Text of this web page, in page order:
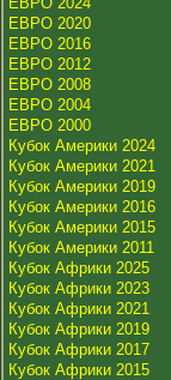
ЕВРО 2020
ЕВРО 2016
ЕВРО 2012
ЕВРО 2008
ЕВРО 2004
ЕВРО 2000
Кубок Америки 2024
Кубок Америки 2021
Кубок Америки 2019
Кубок Америки 2016
Кубок Америки 2015
Кубок Америки 2011
Кубок Африки 2025
Кубок Африки 2023
Кубок Африки 2021
Кубок Африки 2019
Кубок Африки 2017
Кубок Африки 2015